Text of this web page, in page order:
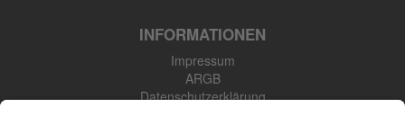
INFORMATIONEN
Impressum
ARGB
Datenschutzerklärung